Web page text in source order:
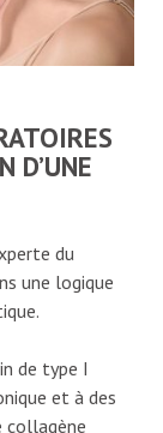
D’UNE
du
une logique
de type I
et à des
collagène